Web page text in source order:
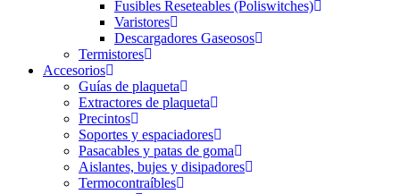
Fusibles Reseteables (Poliswitches)
Varistores
Descargadores Gaseosos
Termistores
Accesorios
Guías de plaqueta
Extractores de plaqueta
Precintos
Soportes y espaciadores
Pasacables y patas de goma
Aislantes, bujes y disipadores
Termocontraíbles